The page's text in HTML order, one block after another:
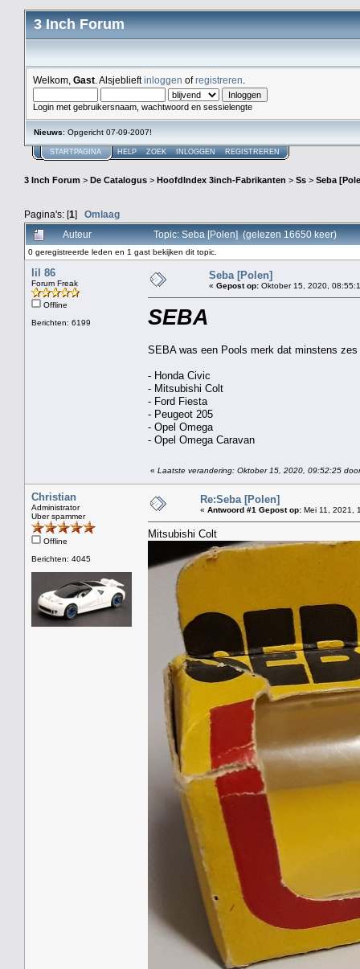
3 Inch Forum
Welkom, Gast . Alsjeblieftinloggen ofregistreren
Login met gebruikersnaam, wachtwoord en sessielengte
Nieuws: Opgericht 07-09-2007!
STARTPAGINA HELP ZOEK INLOGGEN REGISTREREN
3 Inch Forum > De Catalogus > HoofdIndex 3inch-Fabrikanten > Ss > Seba
Pagina's: [1] Omlaag
Auteur
Topic: Seba [Polen] (gelezen 16650 keer)
0 geregistreerde leden en 1 gast bekijken dit topic.
lil 86
Forum Freak
Offline
Berichten: 6199
Seba [Polen]
« Gepost op: Oktober 15, 2020,
SEBA
SEBA was een Pools merk dat minstens
- Honda Civic
- Mitsubishi Colt
- Ford Fiesta
- Peugeot 205
- Opel Omega
- Opel Omega Caravan
« Laatste verandering: Oktober 15, 2020, 09:52:25
Christian
Administrator
Uber spammer
Offline
Berichten: 4045
Re:Seba [Polen]
« Antwoord #1 Gepost op: Mei 11, 2021,
Mitsubishi Colt